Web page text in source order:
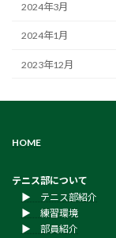
2024年3月
2024年1月
2023年12月
HOME
テニス部について
▶︎ テニス部紹介
▶︎ 練習環境
▶︎ 部員紹介